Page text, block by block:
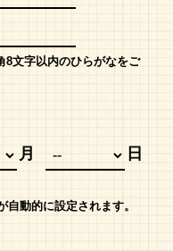
文字以内のひらがなをご
月 日
動的に設定されます。